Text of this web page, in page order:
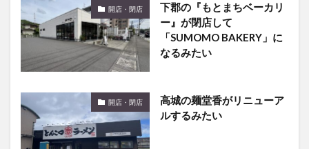
開店・閉店
下郡の『もとまちベーカリ
ー』が閉店して
「SUMOMO BAKERY」に
なるみたい
開店・閉店
高城の麺堂香がリニューア
ルするみたい